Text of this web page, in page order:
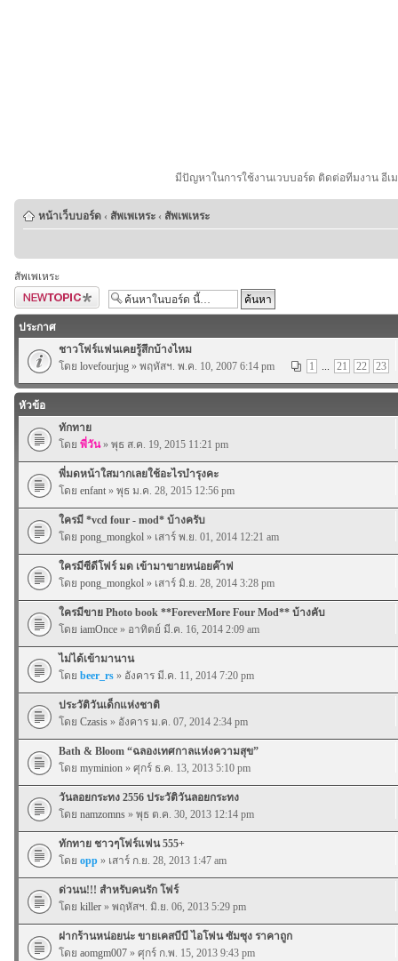
มีปัญหาในการใช้งานเวบบอร์ด ติดต่อทีมงาน อีเ
หน้าเว็บบอร์ด ‹ สัพเพเหระ ‹ สัพเพเหระ
สัพเพเหระ
ตั้งกระทู้ใหม่
ประกาศ
ชาวโฟร์แฟนเคยรู้สึกบ้างไหม
1
... 21 22 23
โดย lovefourjug » พฤหัสฯ. พ.ค. 10, 2007 6:14 pm
หัวข้อ
ทักทาย
โดย พี่วัน» พุธ ส.ค. 19, 2015 11:21 pm
พี่มดหน้าใสมากเลยใช้อะไรบำรุงคะ
โดย enfant » พุธ ม.ค. 28, 2015 12:56 pm
ใครมี *vcd four - mod* บ้างครับ
โดย pong_mongkol » เสาร์ พ.ย. 01, 2014 12:21 am
ใครมีซีดีโฟร์ มด เข้ามาขายหน่อยค๊าฟ
โดย pong_mongkol » เสาร์ มิ.ย. 28, 2014 3:28 pm
ใครมีขาย Photo book **ForeverMore Four Mod** บ้างคับ
โดย iamOnce » อาทิตย์ มี.ค. 16, 2014 2:09 am
ไม่ได้เข้ามานาน
โดย beer_rs » อังคาร มี.ค. 11, 2014 7:20 pm
ประวัติวันเด็กแห่งชาติ
โดย Czasis » อังคาร ม.ค. 07, 2014 2:34 pm
Bath & Bloom “ฉลองเทศกาลแห่งความสุข”
โดย myminion » ศุกร์ ธ.ค. 13, 2013 5:10 pm
วันลอยกระทง 2556 ประวัติวันลอยกระทง
โดย namzomns » พุธ ต.ค. 30, 2013 12:14 pm
ทักทาย ชาวๆโฟร์แฟน 555+
โดย opp » เสาร์ ก.ย. 28, 2013 1:47 am
ด่วนน!!! สำหรับคนรัก โฟร์
โดย killer » พฤหัสฯ. มิ.ย. 06, 2013 5:29 pm
ฝากร้านหน่อยน่ะ ขายเคสบีบี ไอโฟน ซัมซุง ราคาถูก
โดย aomgm007 » ศุกร์ ก.พ. 15, 2013 9:43 pm